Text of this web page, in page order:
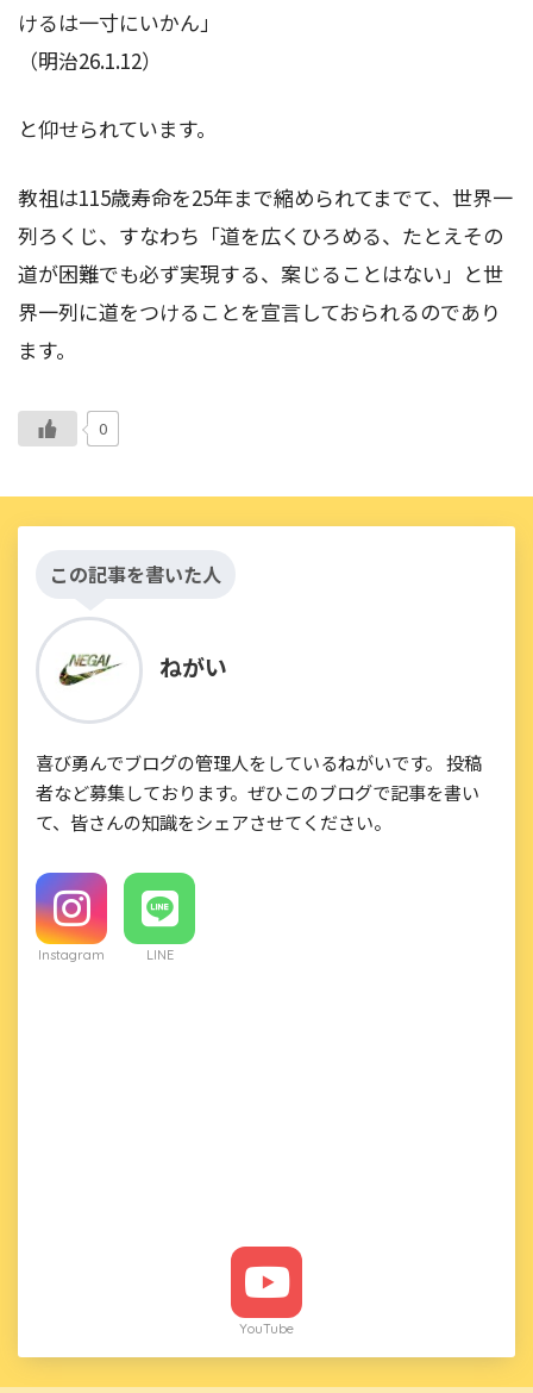
けるは一寸にいかん」
（明治26.1.12）
と仰せられています。
教祖は115歳寿命を25年まで縮められてまでて、世界一
列ろくじ、すなわち「道を広くひろめる、たとえその
道が困難でも必ず実現する、案じることはない」と世
界一列に道をつけることを宣言しておられるのであり
ます。
0
この記事を書いた人
ねがい
喜び勇んでブログの管理人をしているねがいです。 投稿
者など募集しております。ぜひこのブログで記事を書い
て、皆さんの知識をシェアさせてください。
Instagram LINE
YouTube